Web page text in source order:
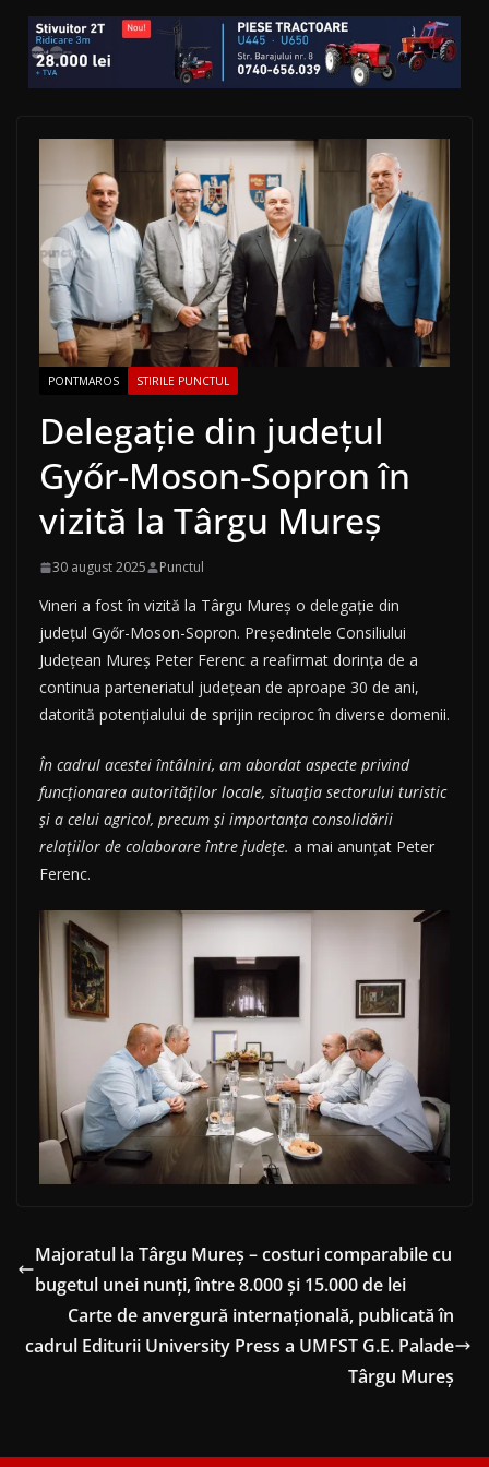
PONTMAROS STIRILE PUNCTUL
Delegație din județul
Győr-Moson-Sopron în
vizită la Târgu Mureș
30 august 2025 Punctul
Vineri a fost în vizită la Târgu Mureș o delegație din
județul Győr-Moson-Sopron. Președintele Consiliului
Județean Mureș Peter Ferenc a reafirmat dorința de a
continua parteneriatul județean de aproape 30 de ani,
datorită potențialului de sprijin reciproc în diverse domenii.
În cadrul acestei întâlniri, am abordat aspecte privind
funcționarea autorităților locale, situația sectorului turistic
și a celui agricol, precum și importanța consolidării
relațiilor de colaborare între județe. a mai anunțat Peter
Ferenc.
Majoratul la Târgu Mureș – costuri comparabile cu
bugetul unei nunți, între 8.000 și 15.000 de lei
Carte de anvergură internațională, publicată în
cadrul Editurii University Press a UMFST G.E. Palade
Târgu Mureș